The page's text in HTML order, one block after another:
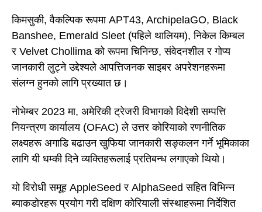
किमसुकी, वैकल्पिक रूपमा APT43, ArchipelaGO, Black
Banshee, Emerald Sleet (पहिले थालियम), निकेल किम्बल
र Velvet Chollima को रूपमा चिनिन्छ, संवेदनशील र गोप्य
जानकारी लुट्ने उद्देश्यले आपत्तिजनक साइबर अपरेशनहरूमा
संलग्न हुनको लागि प्रख्यात छ।
नोभेम्बर 2023 मा, अमेरिकी ट्रेजरी विभागको विदेशी सम्पत्ति
नियन्त्रण कार्यालय (OFAC) ले उत्तर कोरियाको रणनीतिक
लक्ष्यहरू अगाडि बढाउन खुफिया जानकारी सङ्कलन गर्ने भूमिकाका
लागि यी धम्की दिने व्यक्तिहरूलाई प्रतिबन्ध लगाएको थियो।
यो विरोधी समूह AppleSeed र AlphaSeed सहित विभिन्न
ब्याकडोरहरू प्रयोग गरी दक्षिण कोरियाली संस्थाहरूमा निर्देशित